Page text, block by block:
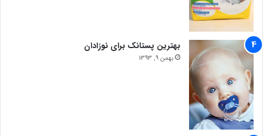
بهترین پستانک برای نوزادان
بهمن 9, 1393